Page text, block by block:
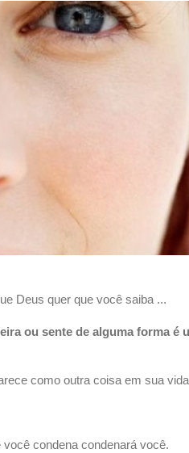
Deus quer que você saiba ...
ou sente de alguma forma é
como outra coisa em sua
condena condenará você.